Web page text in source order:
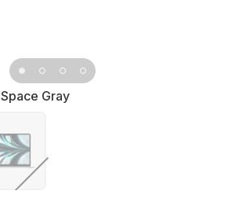
Space Gray